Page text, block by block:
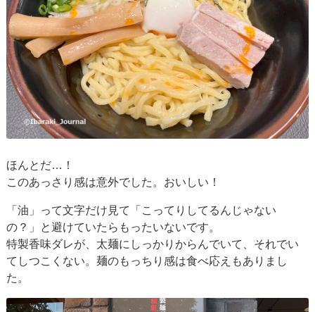
ほんとだ…！
このあっさり感は意外でした。おいしい！
「油」って文字だけ見て「こってりしてるんじゃない
の？」と避けていたらもったいないです。
特製香味ダレが、太麺にしっかりからんでいて、それでい
てしつこくない。麺のもっちり感は食べ応えもありまし
た。